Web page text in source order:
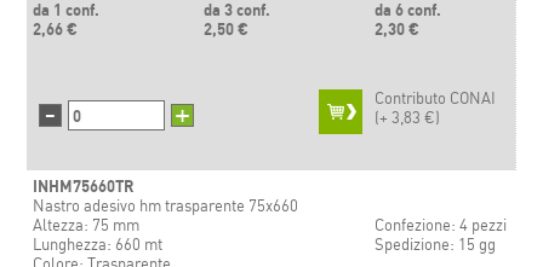
da 1 conf.
2,66 €
da 3 conf.
2,50 €
da 6 conf.
2,30 €
- +
Contributo CONAI
(+ 3,83 €)
INHM75660TR
Nastro adesivo hm trasparente 75x660
Altezza: 75 mm
Lunghezza: 660 mt
Confezione: 4 pezzi
Spedizione: 15 gg